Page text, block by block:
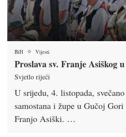
BiH Vijesti
Proslava sv. Franje Asiškog
Svjetlo riječi
U srijedu, 4. listopada,
samostana i župe u Gučoj
Franjo Asiški. …